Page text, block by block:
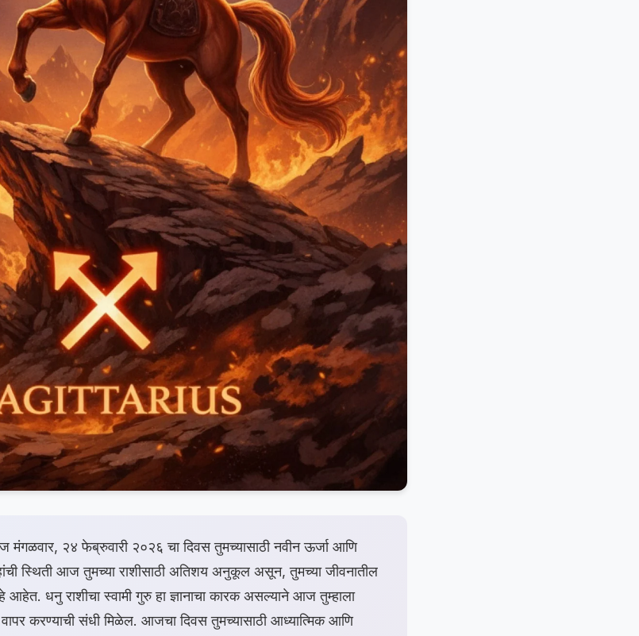
मंगळवार, २४ फेब्रुवारी २०२६ चा दिवस तुमच्यासाठी नवीन ऊर्जा आणि
स्थिती आज तुमच्या राशीसाठी अतिशय अनुकूल असून, तुमच्या जीवनातील
धनु राशीचा स्वामी गुरु हा ज्ञानाचा कारक असल्याने आज तुम्हाला
वापर करण्याची संधी मिळेल. आजचा दिवस तुमच्यासाठी आध्यात्मिक आणि